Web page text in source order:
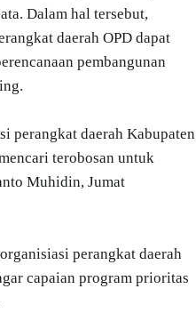
Dalam hal tersebut,
daerah OPD dapat
pembangunan
perangkat daerah Kabupaten
terobosan untuk
Muhidin, Jumat
perangkat daerah
capaian program prioritas